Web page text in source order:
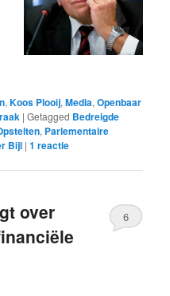
,Koos Plooij,Media,Openbaar
|Getagged Bedreigde
, Parlementaire
Bijl |1 reactie
over
6